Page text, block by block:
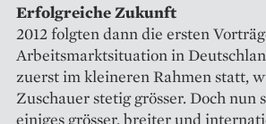
Erfolgreiche Zukunft
2012 folgten dann die ersten
Arbeitsmarktsituation in
zuerst im kleineren Rahmen statt,
Zuschauer stetig grösser. Doch nun
einiges grösser, breiter und